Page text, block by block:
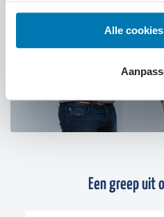
Alle
Een greep uit